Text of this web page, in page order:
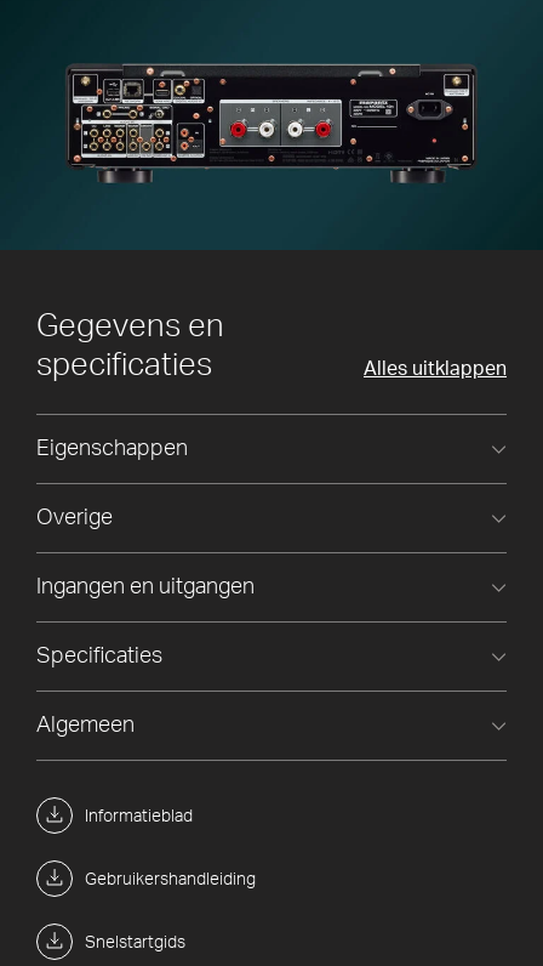
Gegevens en
specificaties
Informatieblad
Gebruikershandleiding
Snelstartgids
Alles uitklappen
Eigenschappen
Overige
Ingangen en uitgangen
Specificaties
Algemeen